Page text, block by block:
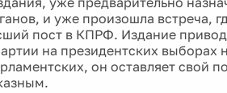
и уже произошла встреча,
пост в КПРФ. Издание
на президентских выборах
он оставляет свой